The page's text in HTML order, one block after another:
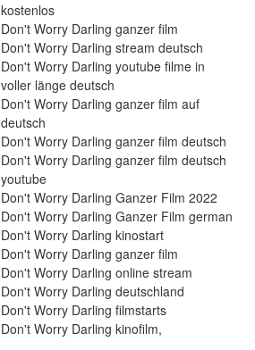
kostenlos
Don't Worry Darling ganzer film
Don't Worry Darling stream deutsch
Don't Worry Darling youtube filme in
voller länge deutsch
Don't Worry Darling ganzer film auf
deutsch
Don't Worry Darling ganzer film deutsch
Don't Worry Darling ganzer film deutsch
youtube
Don't Worry Darling Ganzer Film 2022
Don't Worry Darling Ganzer Film german
Don't Worry Darling kinostart
Don't Worry Darling ganzer film
Don't Worry Darling online stream
Don't Worry Darling deutschland
Don't Worry Darling filmstarts
Don't Worry Darling kinofilm,